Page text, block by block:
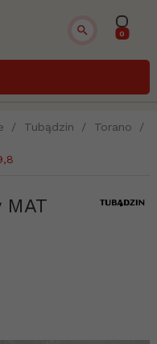
0
Tubądzin Torano
MAT